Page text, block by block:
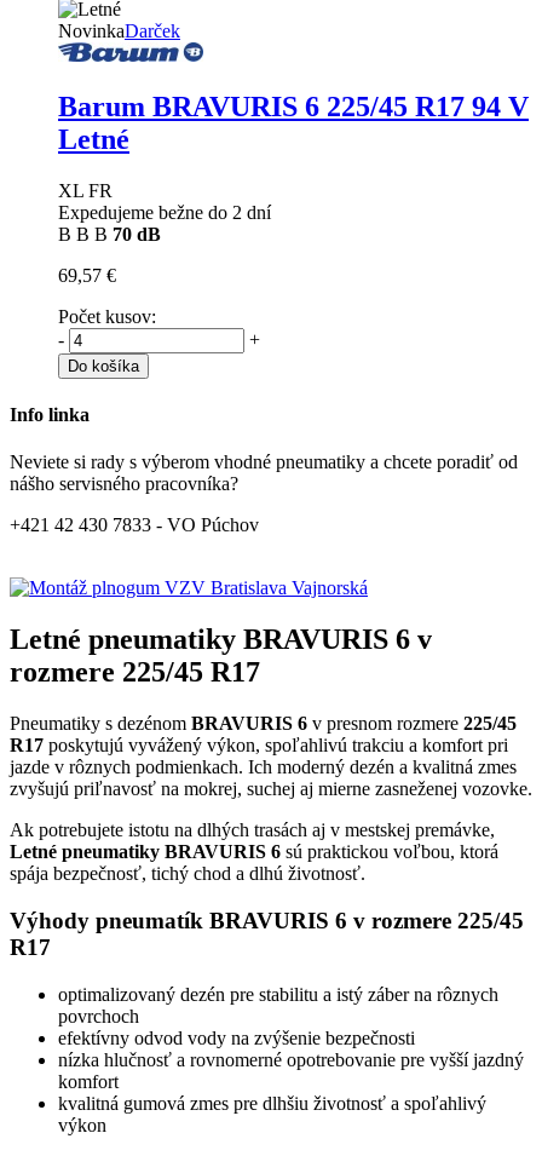
NovinkaDarček
Barum BRAVURIS 6 225/45 R17 94 V
Letné
XL FR
Expedujeme bežne do 2 dní
B B B 70 dB
69,57 €
Počet kusov:
-
+
Do košíka
Info linka
Neviete si rady s výberom vhodné pneumatiky a chcete poradiť od
nášho servisného pracovníka?
+421 42 430 7833 - VO Púchov
Letné pneumatiky BRAVURIS 6 v
rozmere 225/45 R17
Pneumatiky s dezénom BRAVURIS 6 v presnom rozmere 225/45
R17 poskytujú vyvážený výkon, spoľahlivú trakciu a komfort pri
jazde v rôznych podmienkach. Ich moderný dezén a kvalitná zmes
zvyšujú priľnavosť na mokrej, suchej aj mierne zasneženej vozovke.
Ak potrebujete istotu na dlhých trasách aj v mestskej premávke,
Letné pneumatiky BRAVURIS 6 sú praktickou voľbou, ktorá
spája bezpečnosť, tichý chod a dlhú životnosť.
Výhody pneumatík BRAVURIS 6 v rozmere 225/45
R17
optimalizovaný dezén pre stabilitu a istý záber na rôznych
povrchoch
efektívny odvod vody na zvýšenie bezpečnosti
nízka hlučnosť a rovnomerné opotrebovanie pre vyšší jazdný
komfort
kvalitná gumová zmes pre dlhšiu životnosť a spoľahlivý
výkon